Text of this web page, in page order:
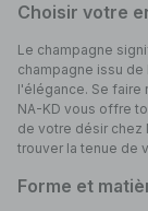
Choisir votre
Le champagne
champagne issu
l'élégance. Se faire
NA-KD vous offre
de votre désir chez
trouver la tenue de
Forme et